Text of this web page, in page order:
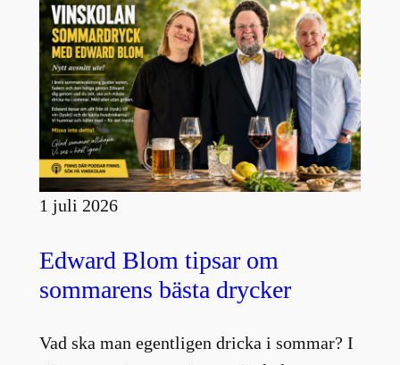
1 juli 2026
Edward Blom tipsar om
sommarens bästa drycker
Vad ska man egentligen dricka i sommar? I